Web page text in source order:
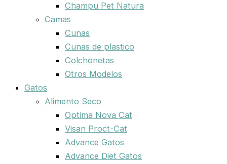
Champu Pet Natura
Camas
Cunas
Cunas de plastico
Colchonetas
Otros Modelos
Gatos
Alimento Seco
Optima Nova Cat
Visan Proct-Cat
Advance Gatos
Advance Diet Gatos